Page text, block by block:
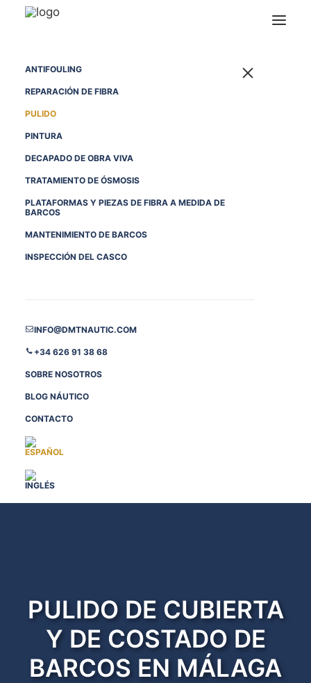
ANTIFOULING
REPARACIÓN DE FIBRA
PULIDO
PINTURA
DECAPADO DE OBRA VIVA
TRATAMIENTO DE ÓSMOSIS
PLATAFORMAS Y PIEZAS DE FIBRA A MEDIDA DE
BARCOS
MANTENIMIENTO DE BARCOS
INSPECCIÓN DEL CASCO
INFO@DMTNAUTIC.COM
+34 626 91 38 68
SOBRE NOSOTROS
BLOG NÁUTICO
CONTACTO
PULIDO DE CUBIERTA
Y DE COSTADO DE
BARCOS EN MÁLAGA
Necesarias
Estas
son
opcionales.
Son
necesarias
podamos
mejorar la
funcionalidad
y estructura
de la web, en
base a cómo